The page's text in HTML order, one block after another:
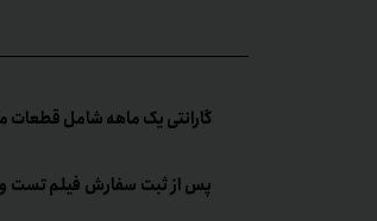
پس از ثبت سفارش فیلم تست و
گارانتی یک ماهه شامل قطعات